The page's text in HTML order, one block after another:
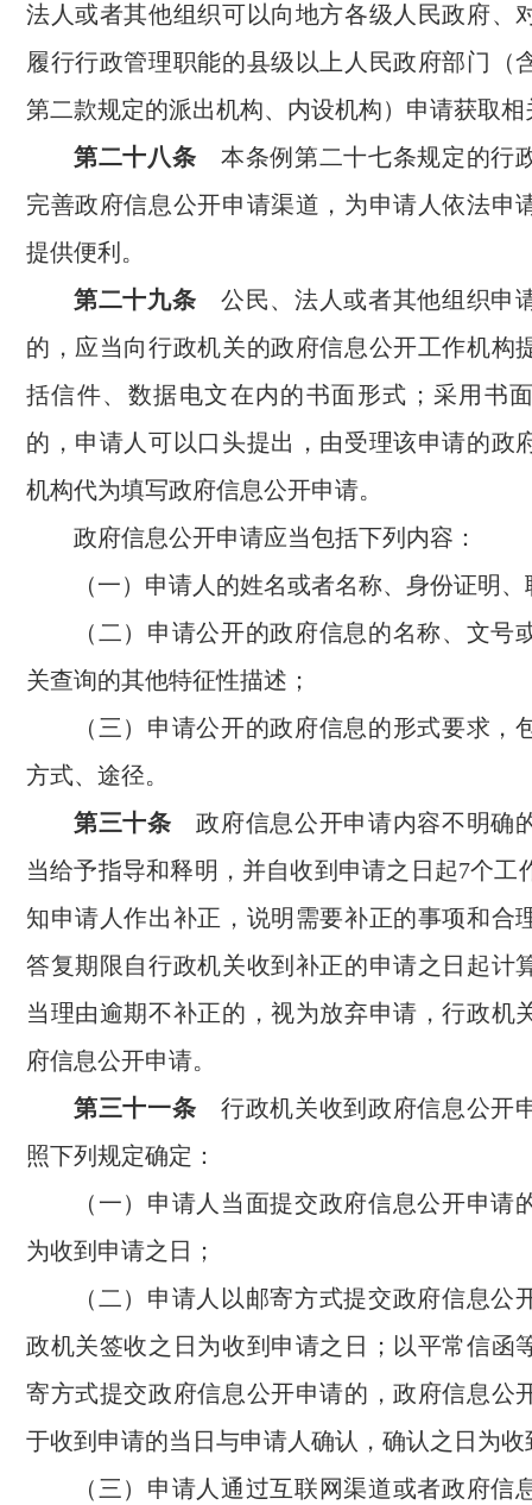
法人或者其他组织可以向地方各级人民政府、
履行行政管理职能的县级以上人民政府部门（
第二款规定的派出机构、内设机构）申请获取
第二十八条 本条例第二十七条规定的行
完善政府信息公开申请渠道，为申请人依法申
提供便利。
第二十九条 公民、法人或者其他组织申
的，应当向行政机关的政府信息公开工作机构
括信件、数据电文在内的书面形式；采用书
的，申请人可以口头提出，由受理该申请的政
机构代为填写政府信息公开申请。
政府信息公开申请应当包括下列内容：
（一）申请人的姓名或者名称、身份证明
（二）申请公开的政府信息的名称、文号
关查询的其他特征性描述；
（三）申请公开的政府信息的形式要求，
方式、途径。
第三十条 政府信息公开申请内容不明确
当给予指导和释明，并自收到申请之日起7个工
知申请人作出补正，说明需要补正的事项和合
答复期限自行政机关收到补正的申请之日起计
当理由逾期不补正的，视为放弃申请，行政机
府信息公开申请。
第三十一条 行政机关收到政府信息公开
照下列规定确定：
（一）申请人当面提交政府信息公开申请
为收到申请之日；
（二）申请人以邮寄方式提交政府信息公
政机关签收之日为收到申请之日；以平常信函
寄方式提交政府信息公开申请的，政府信息公
于收到申请的当日与申请人确认，确认之日为
（三）申请人通过互联网渠道或者政府信